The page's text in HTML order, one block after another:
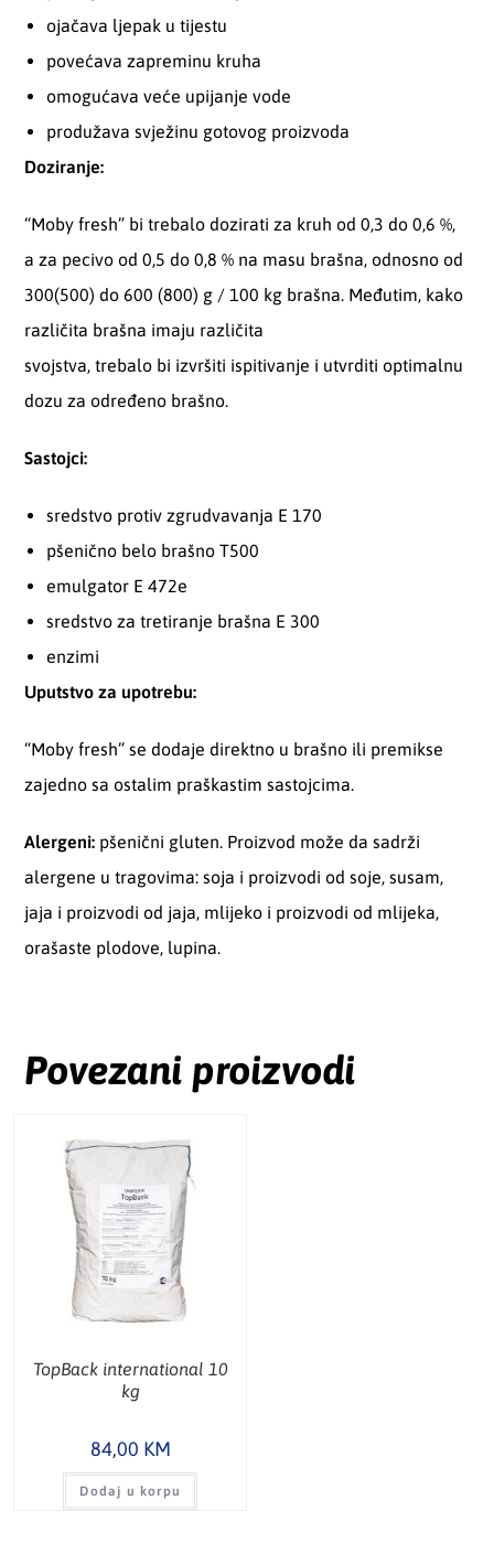
ojačava ljepak u tijestu
povećava zapreminu kruha
omogućava veće upijanje vode
produžava svježinu gotovog proizvoda
Doziranje:
“Moby fresh” bi trebalo dozirati za kruh od 0,3 do 0,6 %,
a za pecivo od 0,5 do 0,8 % na masu brašna, odnosno od
300(500) do 600 (800) g / 100 kg brašna. Međutim, kako
različita brašna imaju različita
svojstva, trebalo bi izvršiti ispitivanje i utvrditi optimalnu
dozu za određeno brašno.
Sastojci:
sredstvo protiv zgrudvavanja E 170
pšenično belo brašno T500
emulgator E 472e
sredstvo za tretiranje brašna E 300
enzimi
Uputstvo za upotrebu:
“Moby fresh” se dodaje direktno u brašno ili premikse
zajedno sa ostalim praškastim sastojcima.
Alergeni: pšenični gluten. Proizvod može da sadrži
alergene u tragovima: soja i proizvodi od soje, susam,
jaja i proizvodi od jaja, mlijeko i proizvodi od mlijeka,
orašaste plodove, lupina.
Povezani proizvodi
TopBack international 10
kg
84,00 KM
Dodaj u korpu